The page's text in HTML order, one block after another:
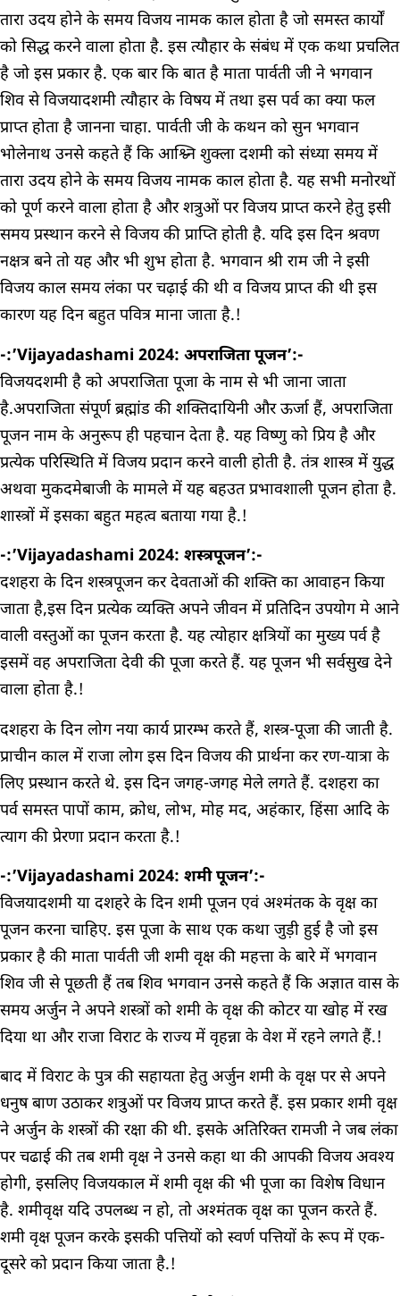
तारा उदय होने के समय विजय नामक काल होता है जो समस्त कार्यों
को सिद्ध करने वाला होता है. इस त्यौहार के संबंध में एक कथा प्रचलित
है जो इस प्रकार है. एक बार कि बात है माता पार्वती जी ने भगवान
शिव से विजयादशमी त्यौहार के विषय में तथा इस पर्व का क्या फल
प्राप्त होता है जानना चाहा. पार्वती जी के कथन को सुन भगवान
भोलेनाथ उनसे कहते हैं कि आश्व्नि शुक्ला दशमी को संध्या समय में
तारा उदय होने के समय विजय नामक काल होता है. यह सभी मनोरथों
को पूर्ण करने वाला होता है और शत्रुओं पर विजय प्राप्त करने हेतु इसी
समय प्रस्थान करने से विजय की प्राप्ति होती है. यदि इस दिन श्रवण
नक्षत्र बने तो यह और भी शुभ होता है. भगवान श्री राम जी ने इसी
विजय काल समय लंका पर चढ़ाई की थी व विजय प्राप्त की थी इस
कारण यह दिन बहुत पवित्र माना जाता है.!
-:’Vijayadashami 2024: अपराजिता पूजन’:-
विजयदशमी है को अपराजिता पूजा के नाम से भी जाना जाता
है.अपराजिता संपूर्ण ब्रह्मांड की शक्तिदायिनी और ऊर्जा हैं, अपराजिता
पूजन नाम के अनुरूप ही पहचान देता है. यह विष्णु को प्रिय है और
प्रत्येक परिस्थिति में विजय प्रदान करने वाली होती है. तंत्र शास्त्र में युद्ध
अथवा मुकदमेबाजी के मामले में यह बहउत प्रभावशाली पूजन होता है.
शास्त्रों में इसका बहुत महत्व बताया गया है.!
-:’Vijayadashami 2024: शस्त्रपूजन’:-
दशहरा के दिन शस्त्रपूजन कर देवताओं की शक्ति का आवाहन किया
जाता है,इस दिन प्रत्येक व्यक्ति अपने जीवन में प्रतिदिन उपयोग मे आने
वाली वस्तुओं का पूजन करता है. यह त्योहार क्षत्रियों का मुख्य पर्व है
इसमें वह अपराजिता देवी की पूजा करते हैं. यह पूजन भी सर्वसुख देने
वाला होता है.!
दशहरा के दिन लोग नया कार्य प्रारम्भ करते हैं, शस्त्र-पूजा की जाती है.
प्राचीन काल में राजा लोग इस दिन विजय की प्रार्थना कर रण-यात्रा के
लिए प्रस्थान करते थे. इस दिन जगह-जगह मेले लगते हैं. दशहरा का
पर्व समस्त पापों काम, क्रोध, लोभ, मोह मद, अहंकार, हिंसा आदि के
त्याग की प्रेरणा प्रदान करता है.!
-:’Vijayadashami 2024: शमी पूजन’:-
विजयादशमी या दशहरे के दिन शमी पूजन एवं अश्मंतक के वृक्ष का
पूजन करना चाहिए. इस पूजा के साथ एक कथा जुड़ी हुई है जो इस
प्रकार है की माता पार्वती जी शमी वृक्ष की महत्ता के बारे में भगवान
शिव जी से पूछती हैं तब शिव भगवान उनसे कहते हैं कि अज्ञात वास के
समय अर्जुन ने अपने शस्त्रों को शमी के वृक्ष की कोटर या खोह में रख
दिया था और राजा विराट के राज्य में वृहन्ना के वेश में रहने लगते हैं.!
बाद में विराट के पुत्र की सहायता हेतु अर्जुन शमी के वृक्ष पर से अपने
धनुष बाण उठाकर शत्रुओं पर विजय प्राप्त करते हैं. इस प्रकार शमी वृक्ष
ने अर्जुन के शस्त्रों की रक्षा की थी. इसके अतिरिक्त रामजी ने जब लंका
पर चढाई की तब शमी वृक्ष ने उनसे कहा था की आपकी विजय अवश्य
होगी, इसलिए विजयकाल में शमी वृक्ष की भी पूजा का विशेष विधान
है. शमीवृक्ष यदि उपलब्ध न हो, तो अश्मंतक वृक्ष का पूजन करते हैं.
शमी वृक्ष पूजन करके इसकी पत्तियों को स्वर्ण पत्तियों के रूप में एक-
दूसरे को प्रदान किया जाता है.!